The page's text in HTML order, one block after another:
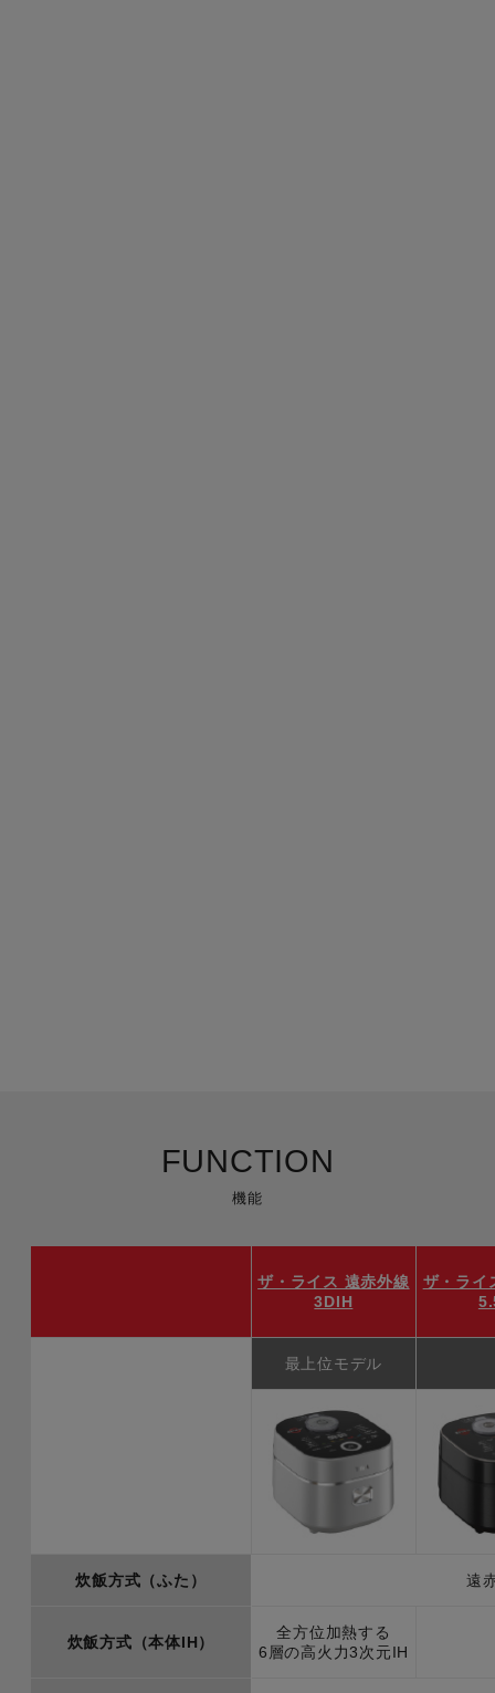
機能
FUNCTION
ザ・ライス 遠赤外線
3DIH
ザ・ライ
最上位モデル
炊飯方式（ふた） 遠
炊飯方式（本体IH）
全方位加熱する
6層の高火力3次元IH